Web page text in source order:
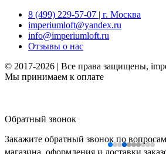
8 (499) 229-57-07 | г. Москва
imperiumloft@yandex.ru
info@imperiumloft.ru
Отзывы о нас
© 2017-2026 | Все права защищены,
Мы принимаем к оплате
Обратный звонок
Закажите обратный звонок по
магазина, оформления и доставки